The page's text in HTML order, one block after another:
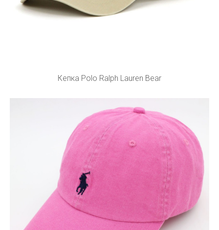
Кепка Polo Ralph Lauren Bear